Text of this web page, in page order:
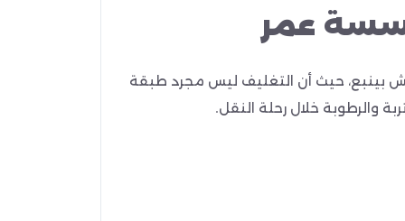
عمر
بينبع، حيث أن التغليف ليس مجرد طبقة
والرطوبة خلال رحلة النقل.